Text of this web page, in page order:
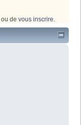
ou de vous inscrire